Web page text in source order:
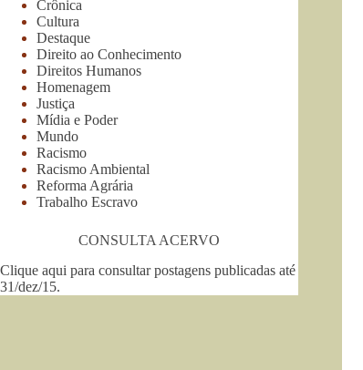
Crônica
Cultura
Destaque
Direito ao Conhecimento
Direitos Humanos
Homenagem
Justiça
Mídia e Poder
Mundo
Racismo
Racismo Ambiental
Reforma Agrária
Trabalho Escravo
CONSULTA ACERVO
Clique aqui para consultar postagens publicadas até
31/dez/15.